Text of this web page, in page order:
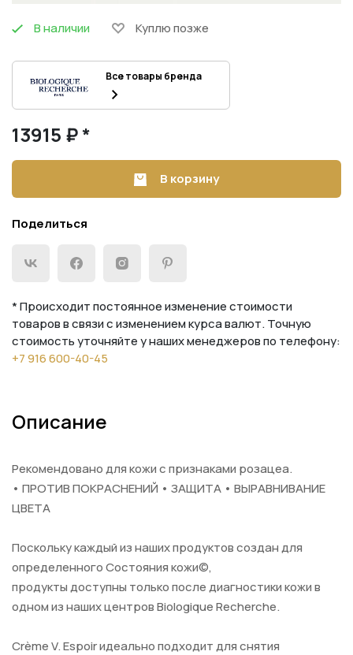
В наличии Куплю позже
Все товары бренда
13915 ₽ *
В корзину
Поделиться
* Происходит постоянное изменение стоимости
товаров в связи с изменением курса валют. Точную
стоимость уточняйте у наших менеджеров по телефону:
+7 916 600-40-45
Описание
Рекомендовано для кожи с признаками розацеа.
• ПРОТИВ ПОКРАСНЕНИЙ • ЗАЩИТА • ВЫРАВНИВАНИЕ
ЦВЕТА
Поскольку каждый из наших продуктов создан для
определенного Состояния кожи©,
продукты доступны только после диагностики кожи в
одном из наших центров Biologique Recherche.
Crème V. Espoir идеально подходит для снятия